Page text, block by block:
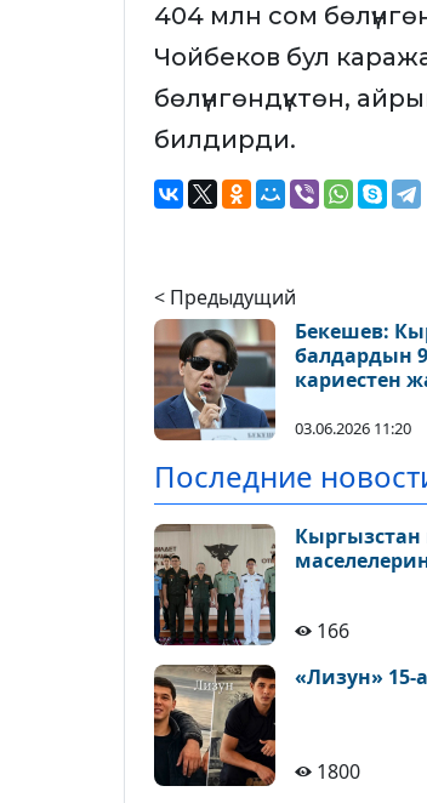
404 млн сом
Чойбеков бул
бөлүнгөндүктөн,
билдирди.
< Предыдущий
Бекешев:
балдардын
кариестен
03.06.2026 11:20
Последние
166
«Лизун» 15-
1800